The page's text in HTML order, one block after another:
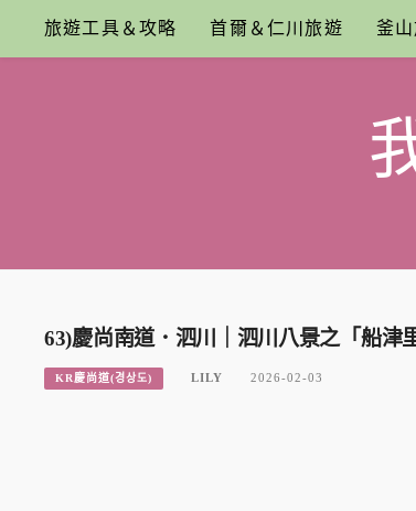
content
旅遊工具＆攻略 首爾＆仁川旅遊 釜
63)慶尚南道．泗川｜泗川八景之「船津
KR慶尚道(경상도) LILY 2026-02-03